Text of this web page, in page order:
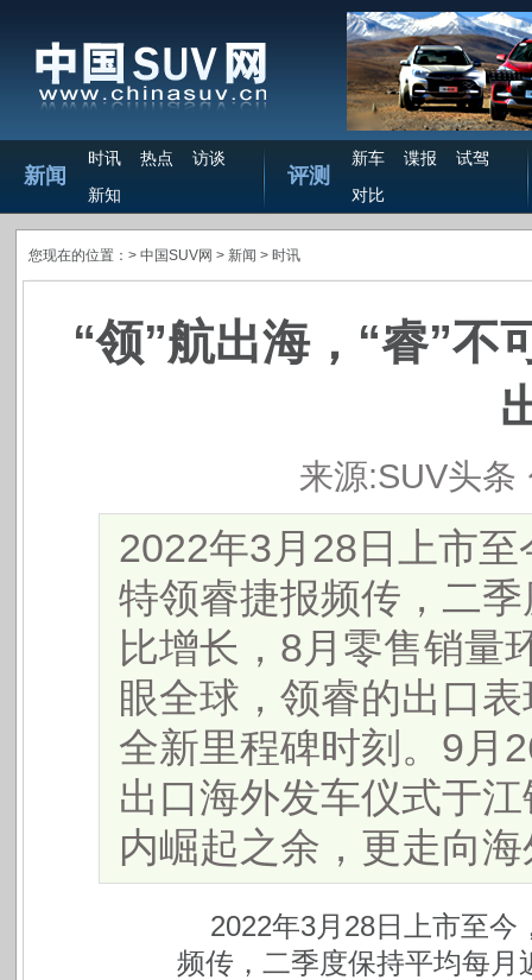
新闻
时讯 热点
访谈
新知
评测
新车 谍报
试驾
对比
您现在的位置：> 中国SUV网 > 新闻 > 时讯
“领”航出海，“睿”不
来源:SUV头条
2022年3月28日上市
特领睿捷报频传，二
比增长，8月零售销量
眼全球，领睿的出口
全新里程碑时刻。9月
出口海外发车仪式于
内崛起之余，更走向
2022年3月28日上市至
频传，二季度保持平均每